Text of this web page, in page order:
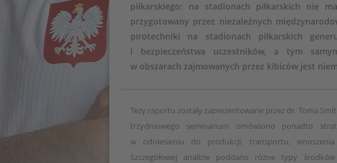
piłkarskiego: na stadionach piłkarskich nie
przygotowany przez niezależnych
pirotechniki na stadionach piłkarskich
i bezpieczeństwa uczestników, a tym
w obszarach zajmowanych przez kibiców jest
Tezy raportu zostały zaprezentowane przez dr. Toma
trzydniowego seminarium omówiono ponadto
w odniesieniu do produkcji, transportu,
Szczegółowej analizie poddano różne typy